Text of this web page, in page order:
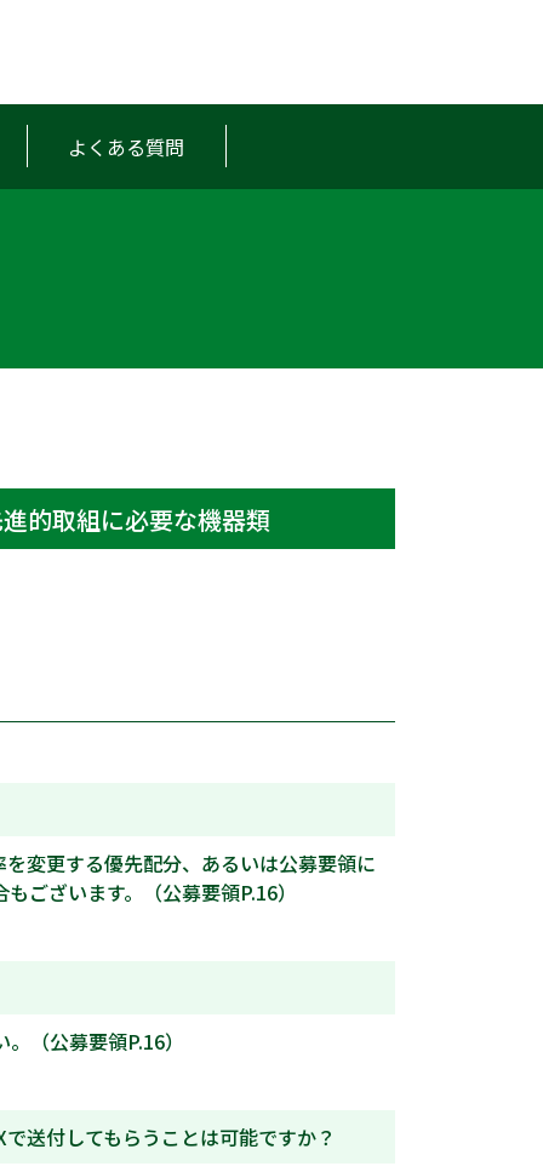
よくある質問
的取組に必要な機器類
変更する優先配分、あるいは公募要領に
ございます。（公募要領P.16）
（公募要領P.16）
送付してもらうことは可能ですか？